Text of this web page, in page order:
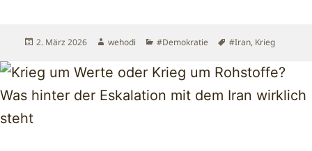
Veröffentlicht
2. März 2026 Autor
wehodi Kategorien
#Demokratie Schlagwörter
#Iran, Krieg